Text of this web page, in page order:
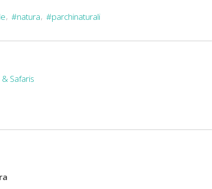
#natura #parchinaturali
Safaris